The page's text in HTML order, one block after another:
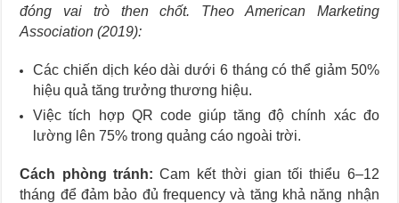
đóng vai trò then chốt. Theo American Marketing
Association (2019):
Các chiến dịch kéo dài dưới 6 tháng có thể giảm 50%
hiệu quả tăng trưởng thương hiệu.
Việc tích hợp QR code giúp tăng độ chính xác đo
lường lên 75% trong quảng cáo ngoài trời.
Cách phòng tránh: Cam kết thời gian tối thiểu 6–12
tháng để đảm bảo đủ frequency và tăng khả năng nhận